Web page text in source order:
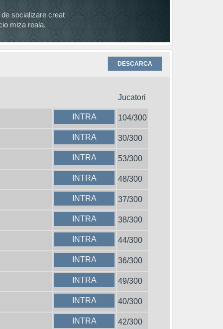
socializare creat
miza reala.
DESCARCA
Jucatori
INTRA 104/300
INTRA 30/300
INTRA 53/300
INTRA 48/300
INTRA 37/300
INTRA 38/300
INTRA 44/300
INTRA 36/300
INTRA 49/300
INTRA 40/300
INTRA 42/300